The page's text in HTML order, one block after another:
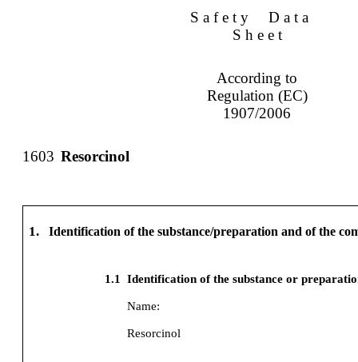
S a f e t y
D a t a
S h e e t
According to
Regulation (EC)
1907/2006
1603 Resorcinol
1. Identification of the substance/preparation and of the
1.1 Identification of the substance or
Name:
Resorcinol